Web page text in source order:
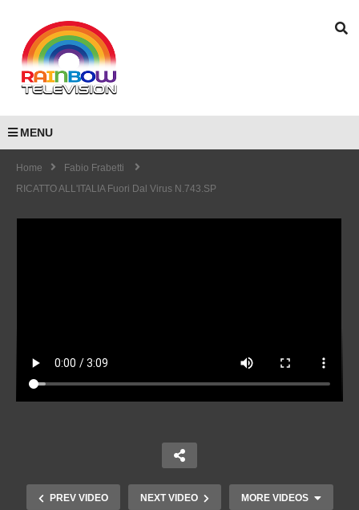
MENU
Home
Fabio Frabetti
RICATTO ALL'ITALIA Fuori Dal Virus N.743.SP
PREV VIDEO NEXT VIDEO MORE VIDEOS